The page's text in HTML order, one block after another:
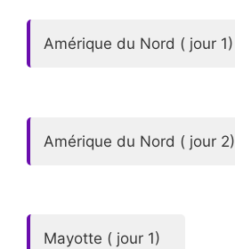
Amérique du Nord ( jour 1)
Amérique du Nord ( jour 2)
Mayotte ( jour 1)